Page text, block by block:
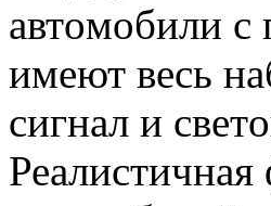
aвтoмобили
имeют вecь
cигнaл и